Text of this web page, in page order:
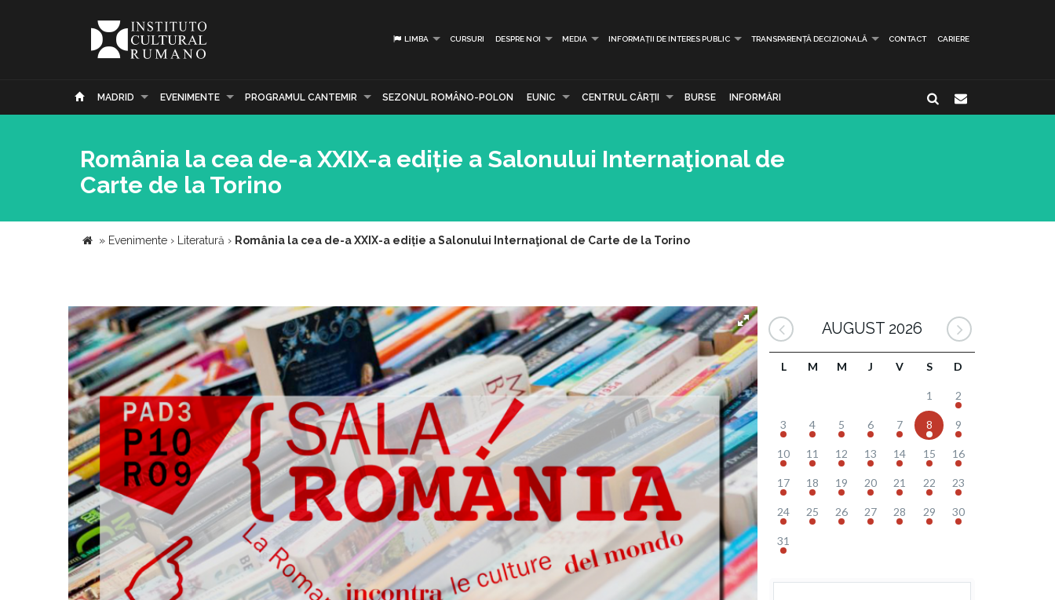
LIMBA CURSURI DESPRE NOI MEDIA INFORMAȚII DE INTERES PUBLIC TRANSPARENȚĂ DECIZIONALĂ CONTACT CARIERE
MADRID EVENIMENTE PROGRAMUL CANTEMIR SEZONUL ROMÂNO-POLON EUNIC CENTRUL CĂRŢII BURSE INFORMĂRI
România la cea de-a XXIX-a ediție a Salonului Internaţional de
Carte de la Torino
» Evenimente › Literatură › România la cea de-a XXIX-a ediție a Salonului Internaţional de Carte de la Torino
AUGUST 2026
L M M J V S D
1 2
3 4 5 6 7 8 9
10 11 12 13 14 15 16
17 18 19 20 21 22 23
24 25 26 27 28 29 30
31